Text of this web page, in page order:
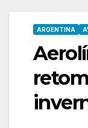
ARGENTINA